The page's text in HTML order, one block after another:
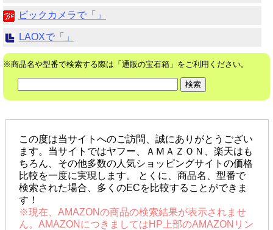
ビックカメラで「」
LAOXで「」
※商品名や型番で検索する際は「通販の宝石箱」をご利用ください。
この度は当サイトへのご訪問、誠にありがとうござい
ます。当サイトではヤフー、ＡＭＡＺＯＮ、楽天はも
ちろん、その他多数の人気ショッピングサイトの価格
比較を一度に実現します。 とくに、商品名、型番で
検索された場合、多くのECを比較することができま
す！
※現在、AMAZONの商品の検索結果が表示されませ
ん。AMAZONにつきましてはHP上部のAMAZONリン